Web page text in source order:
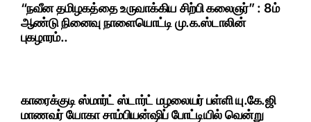
“நவீன தமிழகத்தை உருவாக்கிய சிற்பி கலைஞர்” : 8ம்
ஆண்டு நினைவு நாளையொட்டி மு.க.ஸ்டாலின்
புகழாரம்..
காரைக்குடி ஸ்மார்ட் ஸ்டார்ட் மழலையர் பள்ளி யு.கே.ஜி
மாணவர் யோகா சாம்பியன்ஷிப் போட்டியில் வென்று